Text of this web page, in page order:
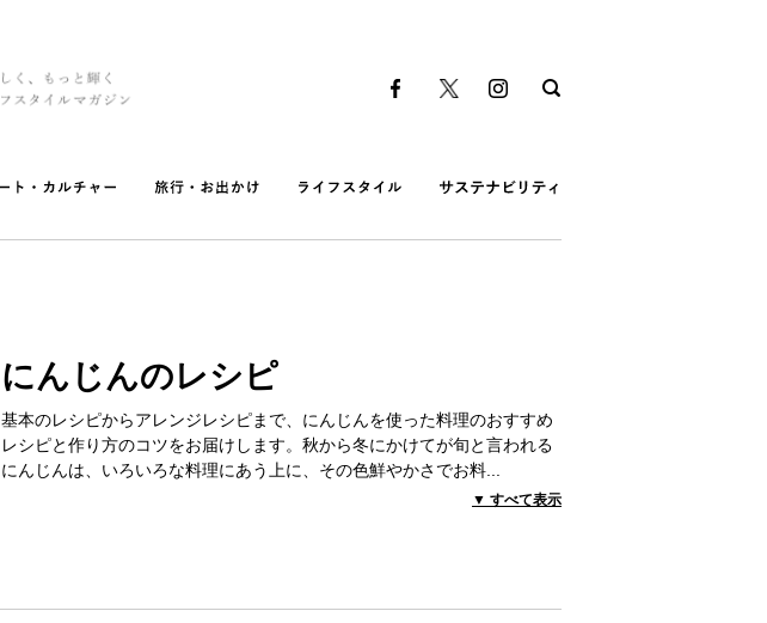
にんじんのレシピ
基本のレシピからアレンジレシピまで、にんじんを使った料理のおすすめ
レシピと作り方のコツをお届けします。秋から冬にかけてが旬と言われる
にんじんは、いろいろな料理にあう上に、その色鮮やかさでお料
▼ すべて表示